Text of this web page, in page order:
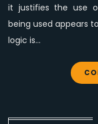
it justifies the use
being used appears
logic is…